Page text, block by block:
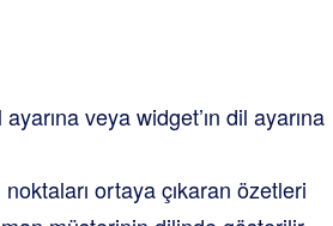
veya widget’ın dil ayarına
ortaya çıkaran özetleri